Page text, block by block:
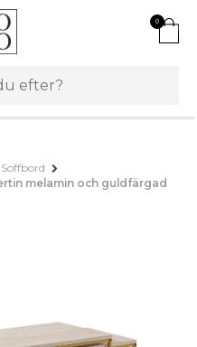
0
Soffbord
melamin och guldfärgad